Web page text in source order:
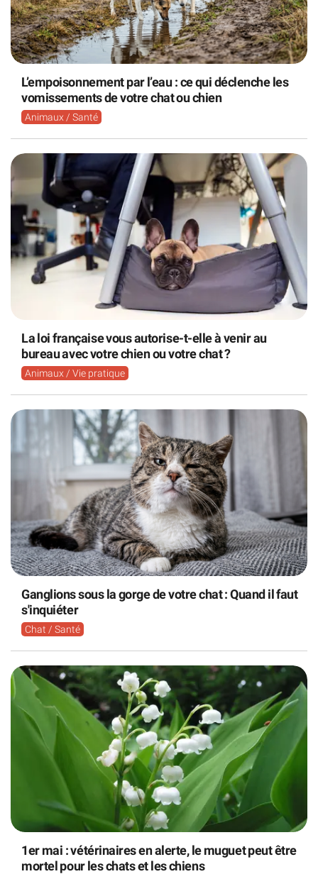
L’empoisonnement par l’eau : ce qui déclenche les
vomissements de votre chat ou chien
Animaux / Santé
La loi française vous autorise-t-elle à venir au
bureau avec votre chien ou votre chat ?
Animaux / Vie pratique
Ganglions sous la gorge de votre chat : Quand il faut
s'inquiéter
Chat / Santé
1er mai : vétérinaires en alerte, le muguet peut être
mortel pour les chats et les chiens